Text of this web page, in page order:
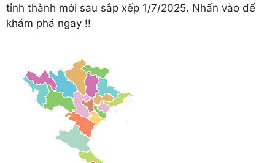
tỉnh thành mới sau sắp xếp 1/7/2025. Nhấn vào để
khám phá ngay !!